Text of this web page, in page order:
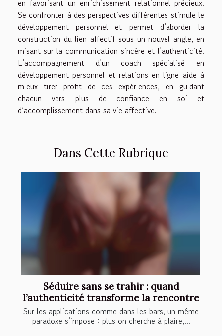
en favorisant un enrichissement relationnel précieux.
Se confronter à des perspectives différentes stimule le
développement personnel et permet d’aborder la
construction du lien affectif sous un nouvel angle, en
misant sur la communication sincère et l’authenticité.
L’accompagnement d’un coach spécialisé en
développement personnel et relations en ligne aide à
mieux tirer profit de ces expériences, en guidant
chacun vers plus de confiance en soi et
d’accomplissement dans sa vie affective.
Dans Cette Rubrique
Séduire sans se trahir : quand
l’authenticité transforme la rencontre
Sur les applications comme dans les bars, un même
paradoxe s’impose : plus on cherche à plaire,...